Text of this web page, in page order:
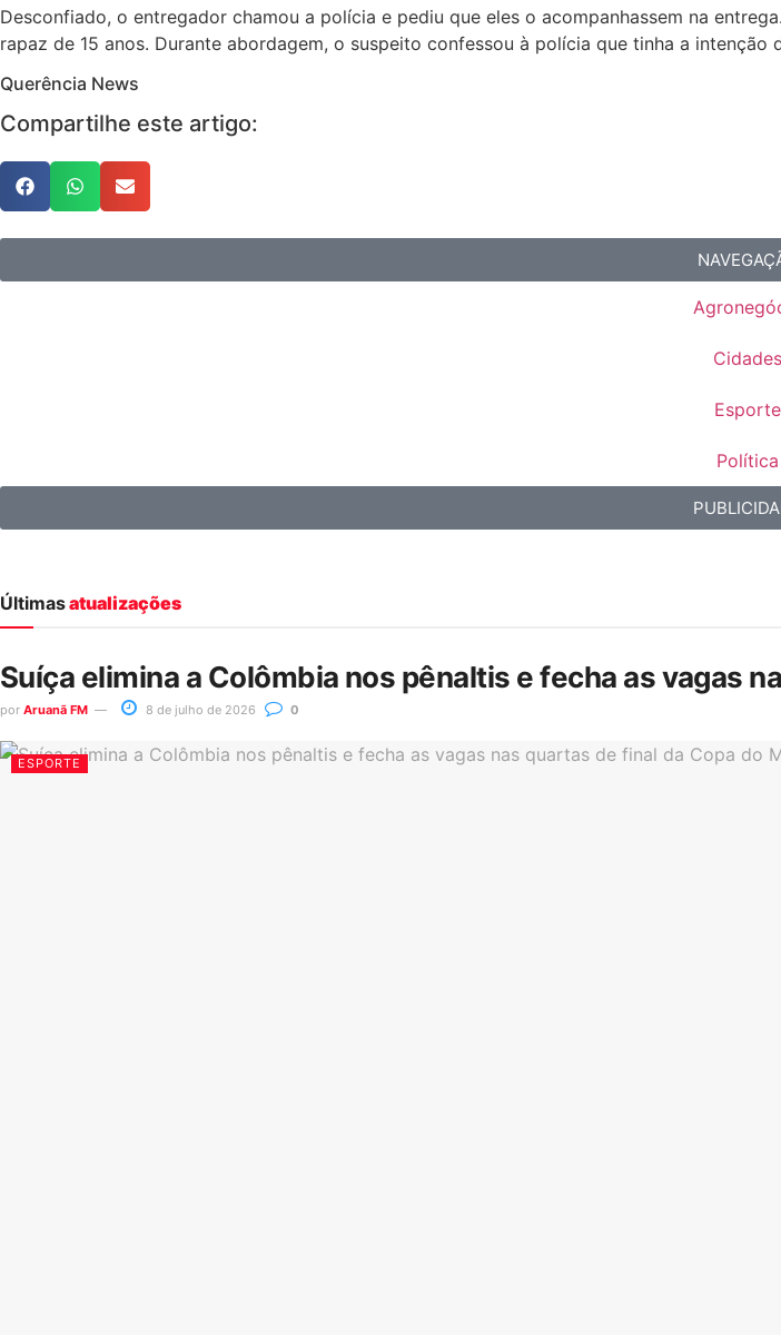
Desconfiado, o entregador chamou a polícia e pediu que eles o acompanhassem na
rapaz de 15 anos. Durante abordagem, o suspeito confessou à polícia que tinha a intenção
Querência News
Compartilhe este artigo:
Cidades
Esporte
Política
Últimasatualizações
Suíça elimina a Colômbia nos pênaltis e fecha as vagas
por Aruanã FM 8 de julho de 2026 0
ESPORTE